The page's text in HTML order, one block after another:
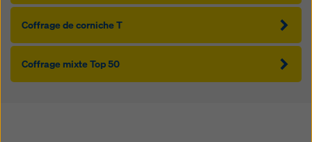
Coffrage de corniche T
Coffrage mixte Top 50